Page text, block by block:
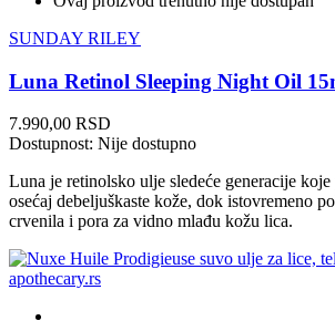
SUNDAY RILEY
Luna Retinol Sleeping Night Oil
Cena
7.990,00 RSD
Dostupnost: Nije dostupno
Luna je retinolsko ulje sledeće generacije
osećaj debeljuškaste kože, dok istovremeno
crvenila i pora za vidno mlađu kožu lica.